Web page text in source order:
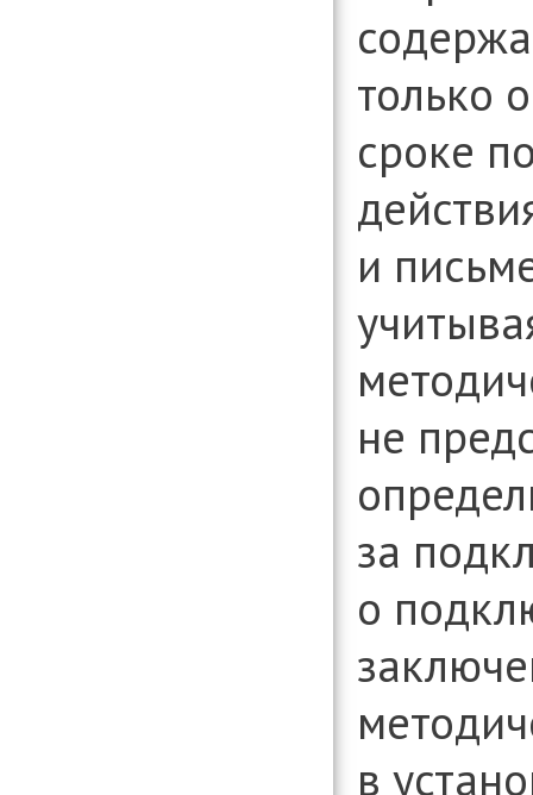
только
сроке
и
не
за
о
в